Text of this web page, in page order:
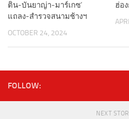
ติน-บันยาญ่า-มาร์เกซ’
แถลง-สำรวจสนามช้างฯ
OCTOBER 24, 2024
ฮ่อ
FOLLOW:
NEXT